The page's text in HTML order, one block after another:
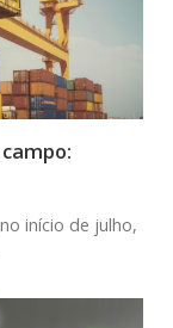
início de julho,